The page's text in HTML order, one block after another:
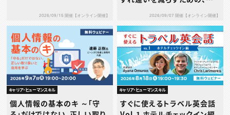
2026/09/15 開催【オンライン開催】 2026/09/07 開催【オンライン開催】
キャリア・ヒューマンスキル
個人情報の基本のキ ～「守
キャリア・ヒューマンスキル
すぐに使えるトラベル英会話